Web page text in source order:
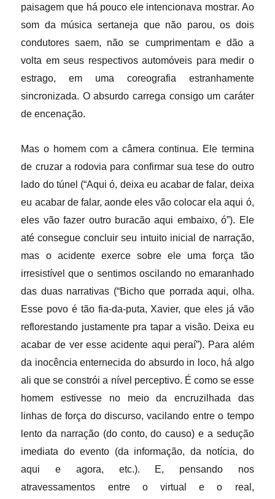
paisagem que há pouco ele intencionava mostrar. Ao
som da música sertaneja que não parou, os dois
condutores saem, não se cumprimentam e dão a
volta em seus respectivos automóveis para medir o
estrago, em uma coreografia estranhamente
sincronizada. O absurdo carrega consigo um caráter
de encenação.
Mas o homem com a câmera continua. Ele termina
de cruzar a rodovia para confirmar sua tese do outro
lado do túnel (“Aqui ó, deixa eu acabar de falar, deixa
eu acabar de falar, aonde eles vão colocar ela aqui ó,
eles vão fazer outro buracão aqui embaixo, ó”). Ele
até consegue concluir seu intuito inicial de narração,
mas o acidente exerce sobre ele uma força tão
irresistível que o sentimos oscilando no emaranhado
das duas narrativas (“Bicho que porrada aqui, olha.
Esse povo é tão fia-da-puta, Xavier, que eles já vão
reflorestando justamente pra tapar a visão. Deixa eu
acabar de ver esse acidente aqui peraí”). Para além
da inocência enternecida do absurdo in loco, há algo
ali que se constrói a nível perceptivo. É como se esse
homem estivesse no meio da encruzilhada das
linhas de força do discurso, vacilando entre o tempo
lento da narração (do conto, do causo) e a sedução
imediata do evento (da informação, da notícia, do
aqui e agora, etc.). E, pensando nos
atravessamentos entre o virtual e o real,